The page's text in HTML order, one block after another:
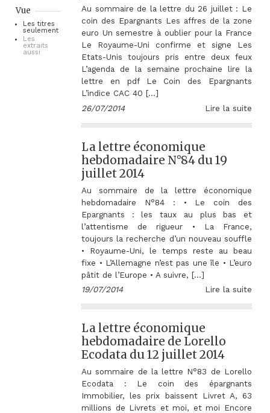
Vue
Les titres
seulement
Les
extraits
aussi
Au sommaire de la lettre du 26 juillet : Le
coin des Epargnants Les affres de la zone
euro Un semestre à oublier pour la France
Le Royaume-Uni confirme et signe Les
Etats-Unis toujours pris entre deux feux
L’agenda de la semaine prochaine lire la
lettre en pdf Le Coin des Epargnants
L’indice CAC 40 […]
26/07/2014
Lire la suite
La lettre économique
hebdomadaire N°84 du 19
juillet 2014
Au sommaire de la lettre économique
hebdomadaire N°84 : • Le coin des
Epargnants : les taux au plus bas et
l’attentisme de rigueur • La France,
toujours la recherche d’un nouveau souffle
• Royaume-Uni, le temps reste au beau
fixe • L’Allemagne n’est pas une île • L’euro
pâtit de l’Europe • A suivre, […]
19/07/2014
Lire la suite
La lettre économique
hebdomadaire de Lorello
Ecodata du 12 juillet 2014
Au sommaire de la lettre N°83 de Lorello
Ecodata : Le coin des épargnants
Immobilier, les prix baissent Livret A, 63
millions de Livrets et moi, et moi Encore